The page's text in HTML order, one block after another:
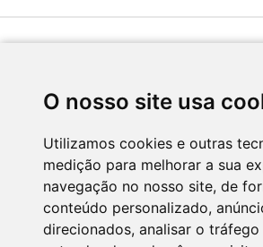
O nosso site usa
Utilizamos cookies e outras
medição para melhorar a sua
navegação no nosso site, de
conteúdo personalizado,
direcionados, analisar o